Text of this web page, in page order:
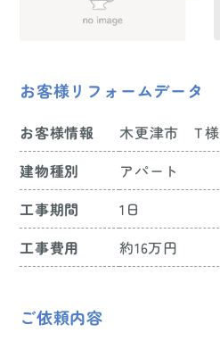
お客様リフォームデータ
お客様情報 木更津市 T様
建物種別
アパート
工事期間
1日
工事費用 約16万円
ご依頼内容